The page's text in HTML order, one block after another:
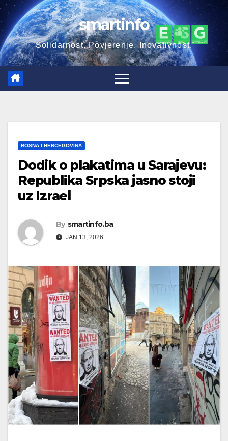
Skip
to
content
smartinfo
Solidarnost. Povjerenje. Inovativnost.
BOSNA I HERCEGOVINA
Dodik o plakatima u Sarajevu:
Republika Srpska jasno stoji
uz Izrael
By smartinfo.ba
JAN 13, 2026